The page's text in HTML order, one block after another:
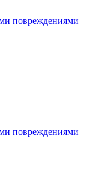
повреждениями
повреждениями